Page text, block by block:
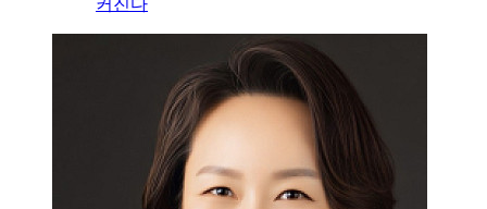
커진다